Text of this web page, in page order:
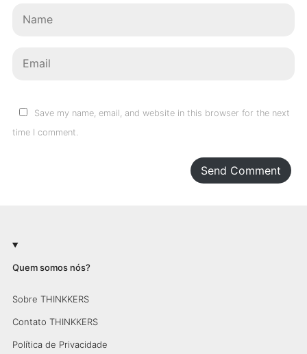
Save my name, email, and website in this browser for the next
time I comment.
Send Comment
Quem somos nós?
Sobre THINKKERS
Contato THINKKERS
Política de Privacidade